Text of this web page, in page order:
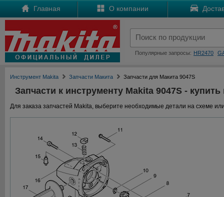
Главная О компании
Популярные запросы: HR2470
Инструмент Makita Запчасти Макита Запчасти для Макита 9047S
Запчасти к инструменту Makita 9047S -
Для заказа запчастей Makita, выберите необходимые детали на схеме